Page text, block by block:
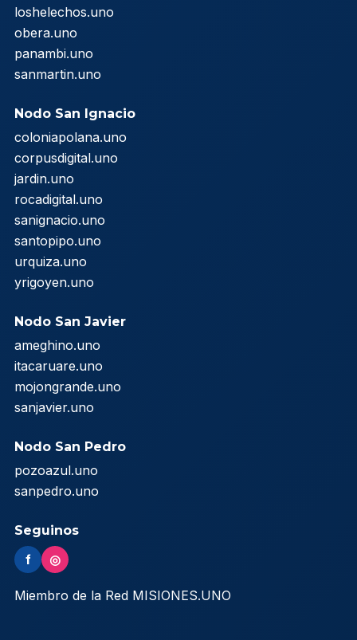
loshelechos.uno
obera.uno
panambi.uno
sanmartin.uno
Nodo San Ignacio
coloniapolana.uno
corpusdigital.uno
jardin.uno
rocadigital.uno
sanignacio.uno
santopipo.uno
urquiza.uno
yrigoyen.uno
Nodo San Javier
ameghino.uno
itacaruare.uno
mojongrande.uno
sanjavier.uno
Nodo San Pedro
pozoazul.uno
sanpedro.uno
Seguinos
f ◎
Miembro de la Red MISIONES.UNO